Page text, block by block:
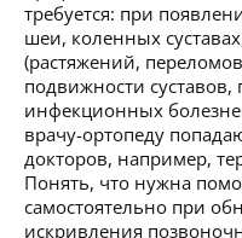
требуется: при
шеи, коленных
(растяжений,
подвижности
инфекционных
врачу-ортопеду
докторов, например,
Понять, что нужна
самостоятельно при
искривления